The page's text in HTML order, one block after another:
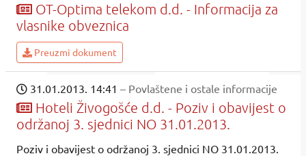
OT-Optima telekom d.d. - Informacija za
vlasnike obveznica
Preuzmi dokument
31.01.2013. 14:41 – Povlaštene i ostale informacije
Hoteli Živogošće d.d. - Poziv i obavijest o
održanoj 3. sjednici NO 31.01.2013.
Poziv i obavijest o održanoj 3. sjednici NO 31.01.2013.